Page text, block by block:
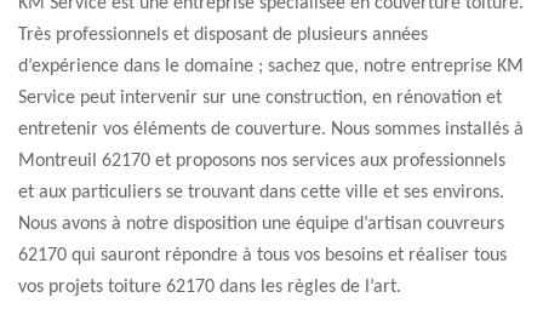
Très professionnels et disposant de plusieurs années
d’expérience dans le domaine ; sachez que, notre entreprise KM
Service peut intervenir sur une construction, en rénovation et
entretenir vos éléments de couverture. Nous sommes installés à
Montreuil 62170 et proposons nos services aux professionnels
et aux particuliers se trouvant dans cette ville et ses environs.
Nous avons à notre disposition une équipe d’artisan couvreurs
62170 qui sauront répondre à tous vos besoins et réaliser tous
vos projets toiture 62170 dans les règles de l’art.